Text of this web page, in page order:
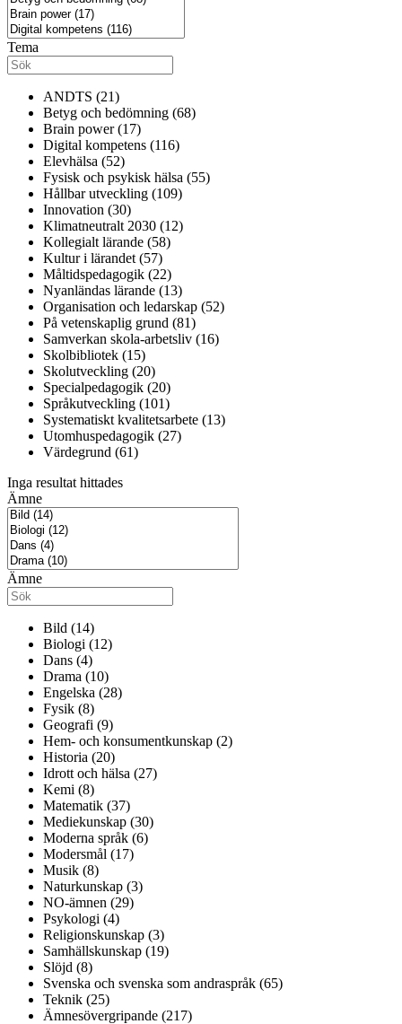
Tema
ANDTS (21)
Betyg och bedömning (68)
Brain power (17)
Digital kompetens (116)
Elevhälsa (52)
Fysisk och psykisk hälsa (55)
Hållbar utveckling (109)
Innovation (30)
Klimatneutralt 2030 (12)
Kollegialt lärande (58)
Kultur i lärandet (57)
Måltidspedagogik (22)
Nyanländas lärande (13)
Organisation och ledarskap (52)
På vetenskaplig grund (81)
Samverkan skola-arbetsliv (16)
Skolbibliotek (15)
Skolutveckling (20)
Specialpedagogik (20)
Språkutveckling (101)
Systematiskt kvalitetsarbete (13)
Utomhuspedagogik (27)
Värdegrund (61)
Inga resultat hittades
Ämne
Ämne
Bild (14)
Biologi (12)
Dans (4)
Drama (10)
Engelska (28)
Fysik (8)
Geografi (9)
Hem- och konsumentkunskap (2)
Historia (20)
Idrott och hälsa (27)
Kemi (8)
Matematik (37)
Mediekunskap (30)
Moderna språk (6)
Modersmål (17)
Musik (8)
Naturkunskap (3)
NO-ämnen (29)
Psykologi (4)
Religionskunskap (3)
Samhällskunskap (19)
Slöjd (8)
Svenska och svenska som andraspråk (65)
Teknik (25)
Ämnesövergripande (217)